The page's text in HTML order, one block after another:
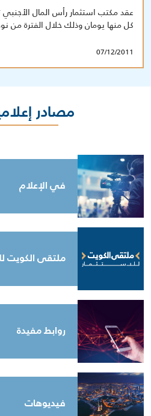
عقد مكتب استثمار رأس المال
كل منها يومان وذلك خلال الفترة من نوفمبر
07/12/2011
مصادر
في الإعلام
ملتقى الكويت
روابط مفيدة
فيديوهات